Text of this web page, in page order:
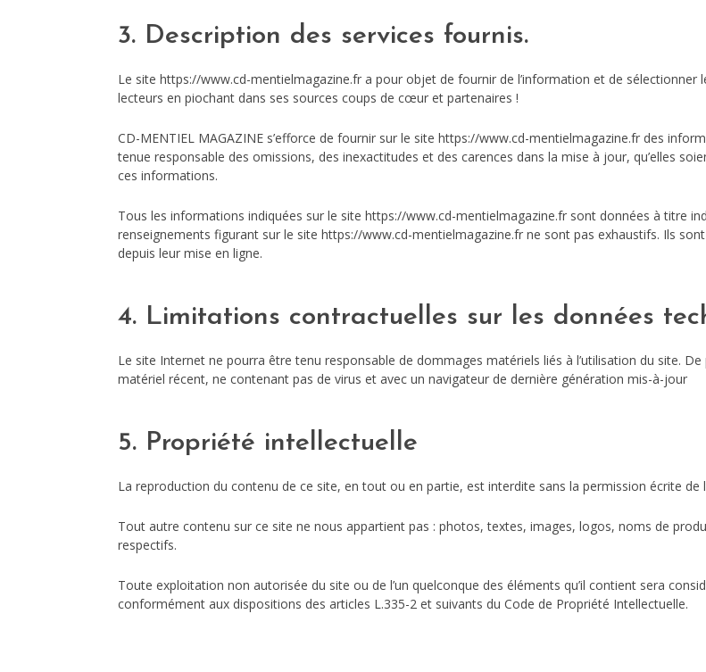
3. Description des services fournis.
Le site https://www.cd-mentielmagazine.fr a pour objet de fournir de l’information et de
lecteurs en piochant dans ses sources coups de cœur et partenaires !
CD-MENTIEL MAGAZINE s’efforce de fournir sur le site https://www.cd-mentielmagazine.fr des
tenue responsable des omissions, des inexactitudes et des carences dans la mise à jour, qu’elles
ces informations.
Tous les informations indiquées sur le site https://www.cd-mentielmagazine.fr sont données à titre
renseignements figurant sur le site https://www.cd-mentielmagazine.fr ne sont pas exhaustifs. Ils
depuis leur mise en ligne.
4. Limitations contractuelles sur les données
Le site Internet ne pourra être tenu responsable de dommages matériels liés à l’utilisation du site.
matériel récent, ne contenant pas de virus et avec un navigateur de dernière génération mis-à-jour
5. Propriété intellectuelle
La reproduction du contenu de ce site, en tout ou en partie, est interdite sans la permission écrite de
Tout autre contenu sur ce site ne nous appartient pas : photos, textes, images, logos, noms de
respectifs.
Toute exploitation non autorisée du site ou de l’un quelconque des éléments qu’il contient sera
conformément aux dispositions des articles L.335-2 et suivants du Code de Propriété Intellectuelle.